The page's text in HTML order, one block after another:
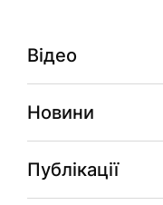
Відео
Новини
Публікації